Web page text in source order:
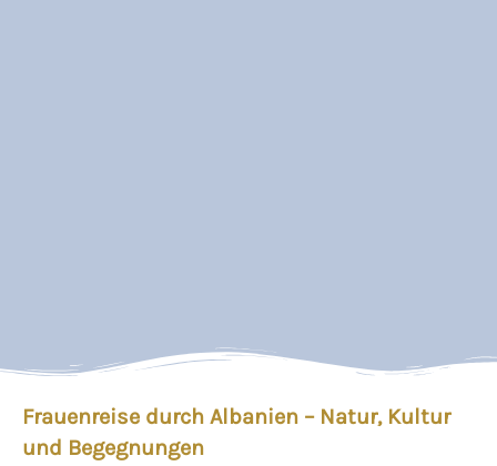
Frauenreise durch Albanien – Natur, Kultur
und Begegnungen